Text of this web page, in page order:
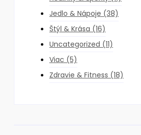
Jedlo & Nápoje (38)
Štýl & Krása (16)
Uncategorized (11)
Viac (5)
Zdravie & Fitness (18)